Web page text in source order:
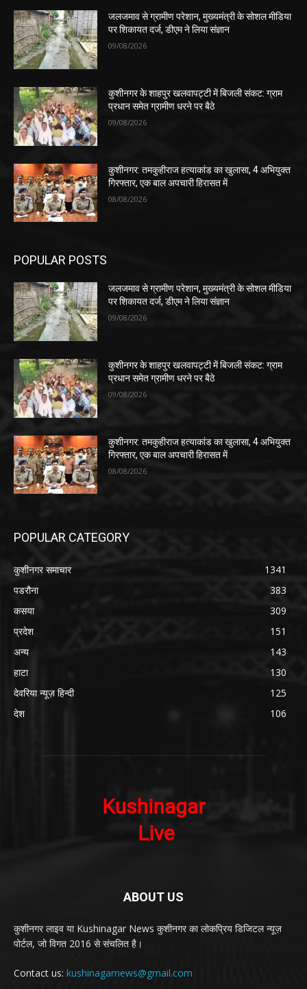
जलजमाव से ग्रामीण परेशान, मुख्यमंत्री के सोशल मीडिया
पर शिकायत दर्ज, डीएम ने लिया संज्ञान
09/08/2026
कुशीनगर के शाहपुर खलवापट्टी में बिजली संकट: ग्राम
प्रधान समेत ग्रामीण धरने पर बैठे
09/08/2026
कुशीनगर: तमकुहीराज हत्याकांड का खुलासा, 4 अभियुक्त
गिरफ्तार, एक बाल अपचारी हिरासत में
08/08/2026
POPULAR POSTS
जलजमाव से ग्रामीण परेशान, मुख्यमंत्री के सोशल मीडिया
पर शिकायत दर्ज, डीएम ने लिया संज्ञान
09/08/2026
कुशीनगर के शाहपुर खलवापट्टी में बिजली संकट: ग्राम
प्रधान समेत ग्रामीण धरने पर बैठे
09/08/2026
कुशीनगर: तमकुहीराज हत्याकांड का खुलासा, 4 अभियुक्त
गिरफ्तार, एक बाल अपचारी हिरासत में
08/08/2026
POPULAR CATEGORY
कुशीनगर समाचार
1341
पडरौना
383
कसया
309
प्रदेश
151
अन्य
143
हाटा
130
देवरिया न्यूज़ हिन्दी
125
देश
106
ABOUT US
कुशीनगर लाइव या Kushinagar News कुशीनगर का लोकप्रिय डिजिटल न्यूज़
पोर्टल, जो विगत 2016 से संचलित है।
Contact us: kushinagarnews@gmail.com